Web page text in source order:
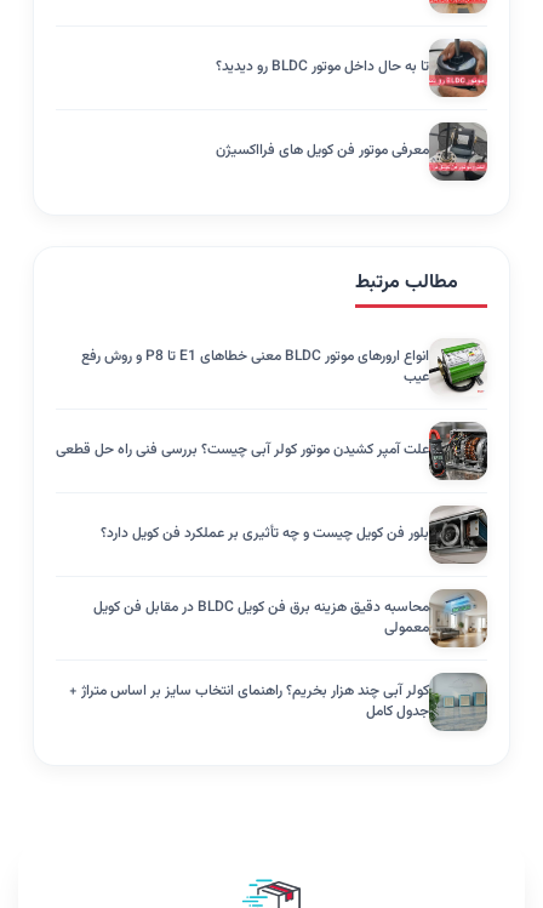
تا به حال داخل موتور BLDC رو دیدید؟
معرفی موتور فن کویل های فرااکسیژن
مطالب مرتبط
انواع ارورهای موتور BLDC معنی خطاهای E1 تا P8 و روش رفع
عیب
علت آمپر کشیدن موتور کولر آبی چیست؟ بررسی فنی راه حل قطعی
بلور فن کویل چیست و چه تأثیری بر عملکرد فن کویل دارد؟
محاسبه دقیق هزینه برق فن کویل BLDC در مقابل فن کویل
معمولی
کولر آبی چند هزار بخریم؟ راهنمای انتخاب سایز بر اساس متراژ +
جدول کامل